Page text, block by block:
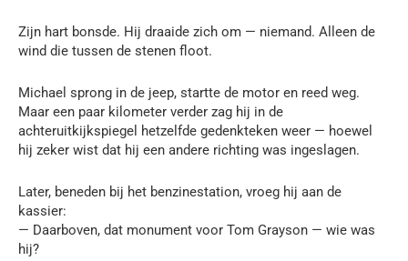
Zijn hart bonsde. Hij draaide zich om — niemand. Alleen de
wind die tussen de stenen floot.
Michael sprong in de jeep, startte de motor en reed weg.
Maar een paar kilometer verder zag hij in de
achteruitkijkspiegel hetzelfde gedenkteken weer — hoewel
hij zeker wist dat hij een andere richting was ingeslagen.
Later, beneden bij het benzinestation, vroeg hij aan de
kassier:
— Daarboven, dat monument voor Tom Grayson — wie was
hij?